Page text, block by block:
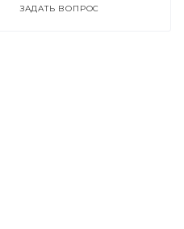
ЗАДАТЬ ВОПРОС